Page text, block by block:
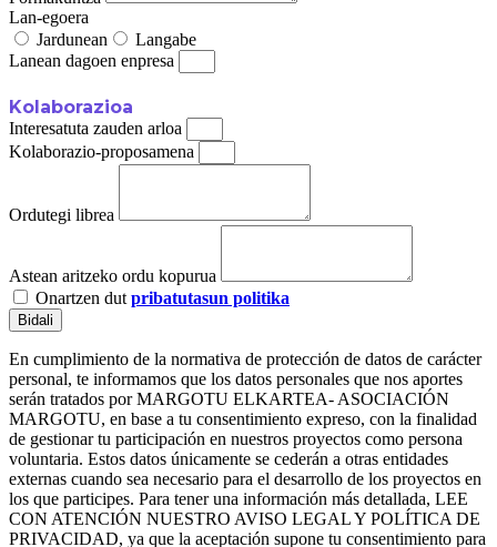
Lan-egoera
Jardunean
Langabe
Lanean dagoen enpresa
Kolaborazioa
Interesatuta zauden arloa
Kolaborazio-proposamena
Ordutegi librea
Astean aritzeko ordu kopurua
Onartzen dut pribatutasun politika
Bidali
En cumplimiento de la normativa de protección de datos de carácter
personal, te informamos que los datos personales que nos aportes
serán tratados por MARGOTU ELKARTEA- ASOCIACIÓN
MARGOTU, en base a tu consentimiento expreso, con la finalidad
de gestionar tu participación en nuestros proyectos como persona
voluntaria. Estos datos únicamente se cederán a otras entidades
externas cuando sea necesario para el desarrollo de los proyectos en
los que participes. Para tener una información más detallada, LEE
CON ATENCIÓN NUESTRO AVISO LEGAL Y POLÍTICA DE
PRIVACIDAD, ya que la aceptación supone tu consentimiento para